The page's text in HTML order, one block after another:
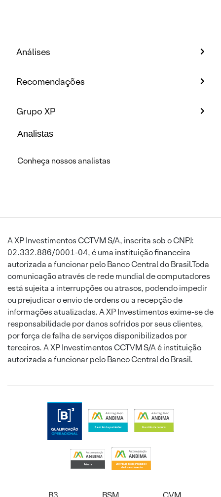
Análises
Recomendações
Grupo XP
Analistas
Conheça nossos analistas
A XP Investimentos CCTVM S/A, inscrita sob o CNPJ:
02.332.886/0001-04, é uma instituição financeira
autorizada a funcionar pelo Banco Central do Brasil.Toda
comunicação através de rede mundial de computadores
está sujeita a interrupções ou atrasos, podendo impedir
ou prejudicar o envio de ordens ou a recepção de
informações atualizadas. A XP Investimentos exime-se de
responsabilidade por danos sofridos por seus clientes,
por força de falha de serviços disponibilizados por
terceiros. A XP Investimentos CCTVM S/A é instituição
autorizada a funcionar pelo Banco Central do Brasil.